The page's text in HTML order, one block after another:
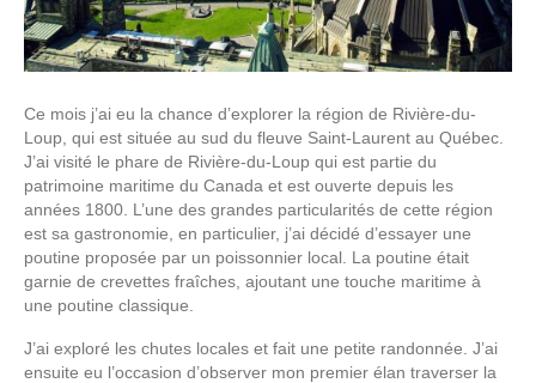
Ce mois j’ai eu la chance d’explorer la région de Rivière-du-
Loup, qui est située au sud du fleuve Saint-Laurent au Québec.
J’ai visité le phare de Rivière-du-Loup qui est partie du
patrimoine maritime du Canada et est ouverte depuis les
années 1800. L’une des grandes particularités de cette région
est sa gastronomie, en particulier, j’ai décidé d’essayer une
poutine proposée par un poissonnier local. La poutine était
garnie de crevettes fraîches, ajoutant une touche maritime à
une poutine classique.
J’ai exploré les chutes locales et fait une petite randonnée. J’ai
ensuite eu l’occasion d’observer mon premier élan traverser la